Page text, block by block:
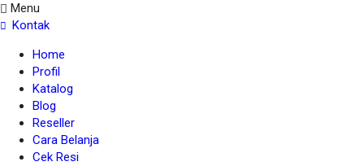
Menu
Kontak
Home
Profil
Katalog
Blog
Reseller
Cara Belanja
Cek Resi